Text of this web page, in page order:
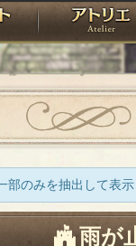
ローレット
部のみを抽出して表示
雨が